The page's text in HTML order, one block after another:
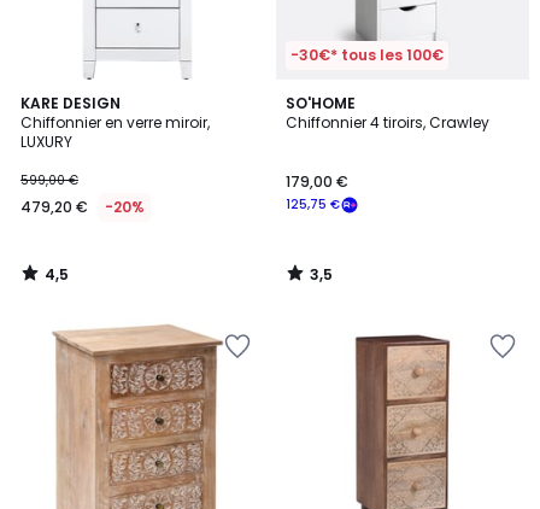
KARE DESIGN
Chiffonnier en verre miroir,
LUXURY
599,00 €
479,20 € -20%
4,5
/ 5
4,5
/
-30€* tous les 100€
SO'HOME
Chiffonnier 4 tiroirs, Crawley
125,75 €
179,00 €
3,5
/ 5
3,5
/